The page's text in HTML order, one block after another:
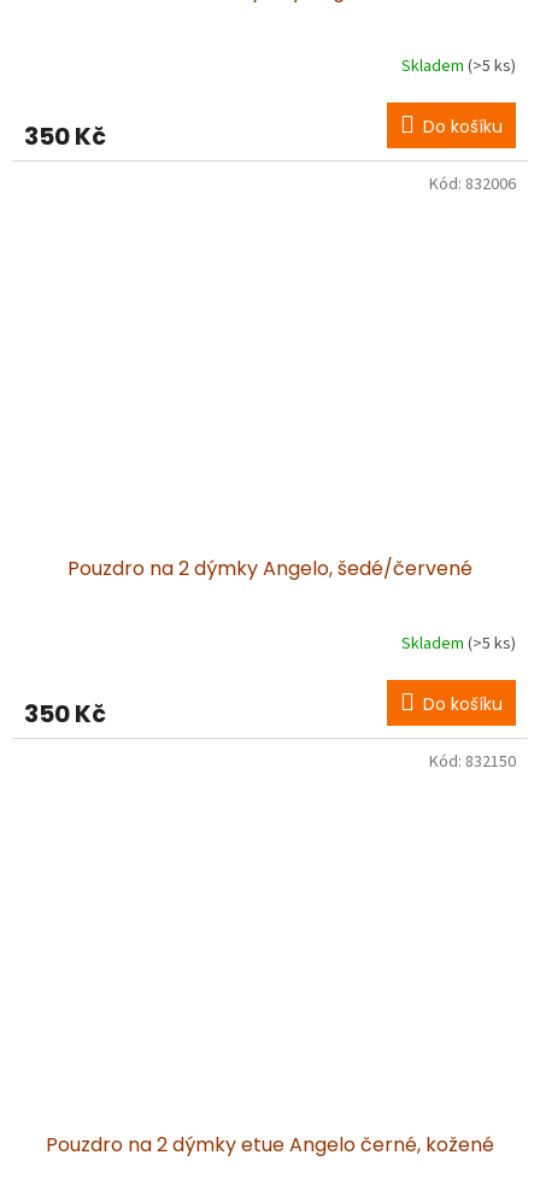
Skladem (>5 ks)
350 Kč Do košíku
Pouzdro na 2 dýmky Angelo, šedé/červené
Skladem (>5 ks)
350 Kč Do košíku
Kód: 832006
Pouzdro na 2 dýmky etue Angelo černé, kožené
Kód: 832150